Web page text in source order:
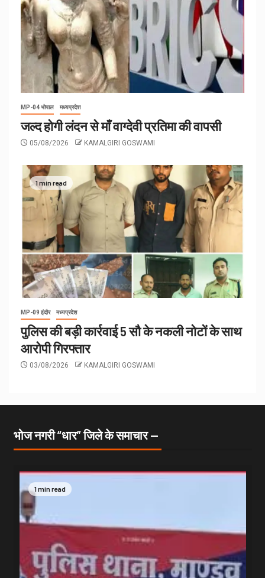
MP-04 भोपाल मध्यप्रदेश
जल्द होगी लंदन से माँ वाग्देवी प्रतिमा की वापसी
05/08/2026 KAMALGIRI GOSWAMI
1 min read
MP-09 इंदौर मध्यप्रदेश
पुलिस की बड़ी कार्रवाई 5 सौ के नकली नोटों के साथ
आरोपी गिरफ्तार
03/08/2026 KAMALGIRI GOSWAMI
भोज नगरी “धार” जिले के समाचार —
1 min read